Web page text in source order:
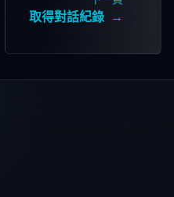
取得對話紀錄